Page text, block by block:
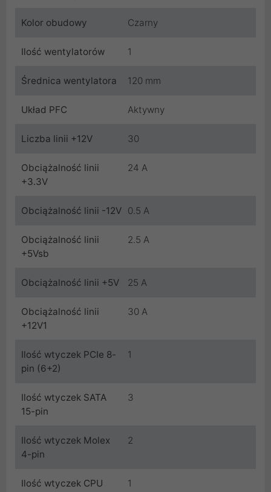
Kolor obudowy Czarny
Ilość wentylatorów 1
Średnica wentylatora 120 mm
Układ PFC Aktywny
Liczba linii +12V 30
Obciążalność linii
+3.3V
24 A
Obciążalność linii -12V 0.5 A
Obciążalność linii
+5Vsb
2.5 A
Obciążalność linii +5V 25 A
Obciążalność linii
+12V1
30 A
Ilość wtyczek PCIe 8-
pin (6+2)
1
Ilość wtyczek SATA
15-pin
3
Ilość wtyczek Molex
4-pin
2
Ilość wtyczek CPU
1